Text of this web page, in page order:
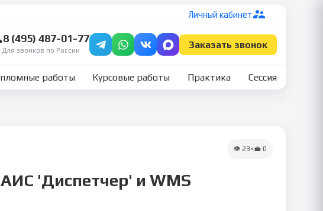
Личный кабинет
8 (495) 487-01-77
Для звонков по России
Заказать звонок
работы Курсовые работы Практика Сессия
👁 23•💼 0
'Диспетчер' и WMS